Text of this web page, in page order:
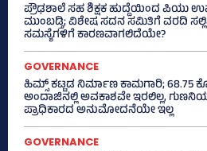
ಪ್ರೌಢಶಾಲೆ ಸಹ ಶಿಕ್ಷಕ ಹುದ್ದೆಯಿಂದ ಪಿಯು
ಮುಂಬಡ್ತಿ; ವಿಶೇಷ ಸದನ ಸಮಿತಿಗೆ ವರದಿ
ಸಮಸ್ಯೆಗಳಿಗೆ ಕಾರಣವಾಗಲಿದೆಯೇ?
GOVERNANCE
ಹಿಮ್ಸ್‌ ಕಟ್ಟಡ ನಿರ್ಮಾಣ ಕಾಮಗಾರಿ; 68.75
ಅಂದಾಜಿನಲ್ಲಿ ಅವಕಾಶವೇ ಇರಲಿಲ್ಲ,
ಪ್ರಾಧಿಕಾರದ ಅನುಮೋದನೆಯೇ ಇಲ್ಲ
GOVERNANCE